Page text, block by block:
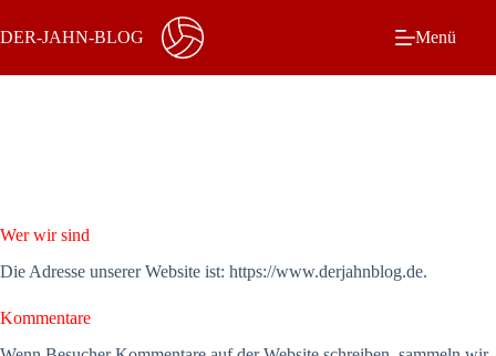
Inhalt
springen
DER-JAHN-BLOG Menü
Wer wir sind
Die Adresse unserer Website ist: https://www.derjahnblog.de.
Kommentare